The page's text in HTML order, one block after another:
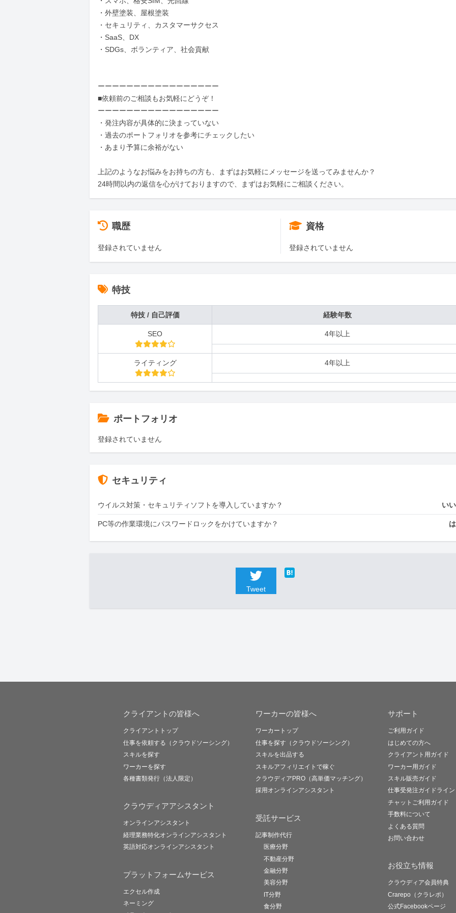
・外壁塗装、屋根塗装
・セキュリティ、カスタマーサクセス
・SaaS、DX
・SDGs、ボランティア、社会貢献
ーーーーーーーーーーーーーーーーー
■依頼前のご相談もお気軽にどうぞ！
ーーーーーーーーーーーーーーーーー
・発注内容が具体的に決まっていない
・過去のポートフォリオを参考にチェックしたい
・あまり予算に余裕がない
上記のようなお悩みをお持ちの方も、まずはお気軽にメッセージを送ってみませんか？
24時間以内の返信を心がけておりますので、まずはお気軽にご相談ください。
職歴
登録されていません
資格
登録されていません
特技
特技 / 自己評価 経験年数
SEO 4年以上
ライティング 4年以上
ポートフォリオ
登録されていません
セキュリティ
ウイルス対策・セキュリティソフトを導入していますか？ い
PC等の作業環境にパスワードロックをかけていますか？
Tweet
クライアントの皆様へ
クライアントトップ
仕事を依頼する（クラウドソーシング）
スキルを探す
ワーカーを探す
各種書類発行（法人限定）
クラウディアアシスタント
オンラインアシスタント
経理業務特化オンラインアシスタント
英語対応オンラインアシスタント
プラットフォームサービス
エクセル作成
ネーミング
ワーカーの皆様へ
ワーカートップ
仕事を探す（クラウドソーシング）
スキルを出品する
スキルアフィリエイトで稼ぐ
クラウディアPRO（高単価マッチング）
採用オンラインアシスタント
受託サービス
記事制作代行
医療分野
不動産分野
金融分野
美容分野
IT分野
食分野
サポート
ご利用ガイド
はじめての方へ
クライアント用ガイド
ワーカー用ガイド
スキル販売ガイド
仕事受発注ガイドライン
チャットご利用ガイド
手数料について
よくある質問
お問い合わせ
お役立ち情報
クラウディア会員特典
Crarepo（クラレポ）
公式Facebookページ